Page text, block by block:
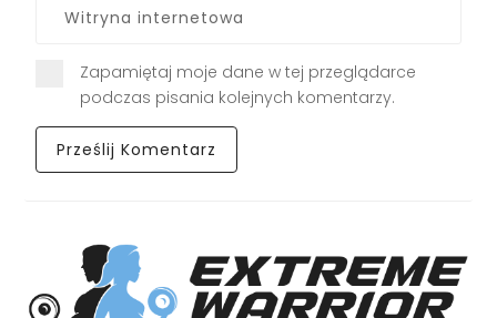
Zapamiętaj moje dane w tej przeglądarce
podczas pisania kolejnych komentarzy.